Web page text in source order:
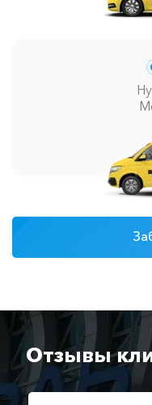
Отзывы